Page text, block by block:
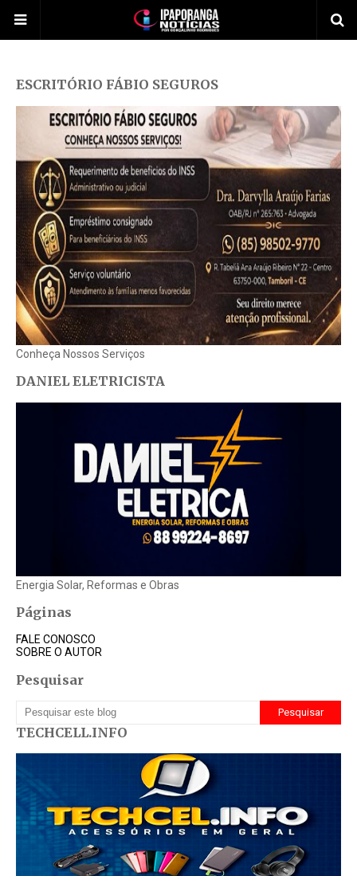
ESCRITÓRIO FÁBIO SEGUROS
Conheça Nossos Serviços
DANIEL ELETRICISTA
Energia Solar, Reformas e Obras
Páginas
FALE CONOSCO
SOBRE O AUTOR
Pesquisar
TECHCELL.INFO